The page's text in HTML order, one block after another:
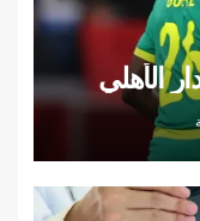
الأهلي